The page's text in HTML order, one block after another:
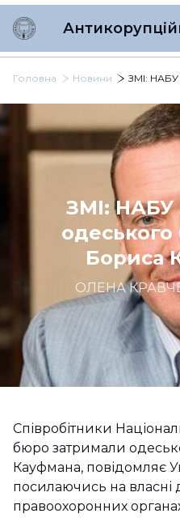
Головна Новини
ЗМІ: НАБУ
одеського
Бориса
ОЛЕНА
Співробітники
бюро затримали
Кауфмана, повідомляє
посилаючись на власні
правоохоронних